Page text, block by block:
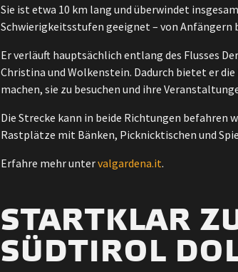
Sie ist etwa 10 km lang und überwindet
Schwierigkeitsstufen geeignet – von Anfängern
Er verläuft hauptsächlich entlang des Flusses
Christina und Wolkenstein. Dadurch bietet er
machen, sie zu besuchen und ihre
Die Strecke kann in beide Richtungen befahren
Rastplätze mit Bänken, Picknicktischen und
Erfahre mehr untervalgardena.it.
STARTKLAR
SÜDTIROL